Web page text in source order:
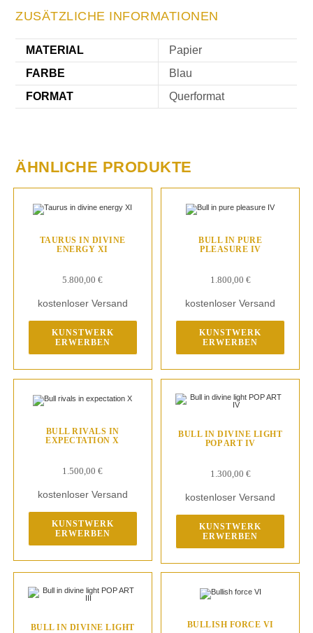
ZUSÄTZLICHE INFORMATIONEN
MATERIAL
Papier
FARBE
Blau
FORMAT
Querformat
ÄHNLICHE PRODUKTE
TAURUS IN DIVINE
ENERGY XI
5.800,00€
kostenloser Versand
KUNSTWERK
ERWERBEN
BULL IN PURE
PLEASURE IV
1.800,00 €
kostenloser Versand
KUNSTWERK
ERWERBEN
BULL RIVALS IN
EXPECTATION X
1.500,00€
kostenloser Versand
KUNSTWERK
ERWERBEN
BULL IN DIVINE LIGHT
POP ART IV
1.300,00 €
kostenloser Versand
KUNSTWERK
ERWERBEN
BULL IN DIVINE LIGHT
BULLISH FORCE VI